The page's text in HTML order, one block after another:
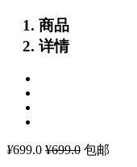
商品
详情
¥699.0 ¥699.0 包邮